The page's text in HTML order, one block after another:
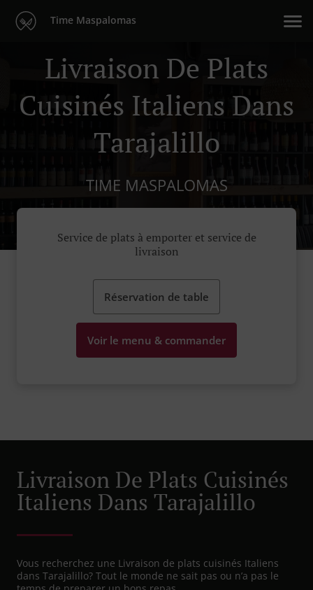
Time Maspalomas
Livraison De Plats
Cuisinés Italiens Dans
Tarajalillo
TIME MASPALOMAS
Service de plats à emporter et service de
livraison
Réservation de table
Voir le menu & commander
Livraison De Plats Cuisinés
Italiens Dans Tarajalillo
Vous recherchez une Livraison de plats cuisinés Italiens
dans Tarajalillo? Tout le monde ne sait pas ou n’a pas le